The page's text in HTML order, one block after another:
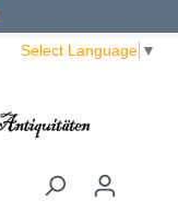
Select Language ▼